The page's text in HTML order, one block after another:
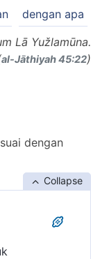
dengan apa
Lā Yužlamūna.
al-Jāthiyah 45:22)
dengan
Collapse